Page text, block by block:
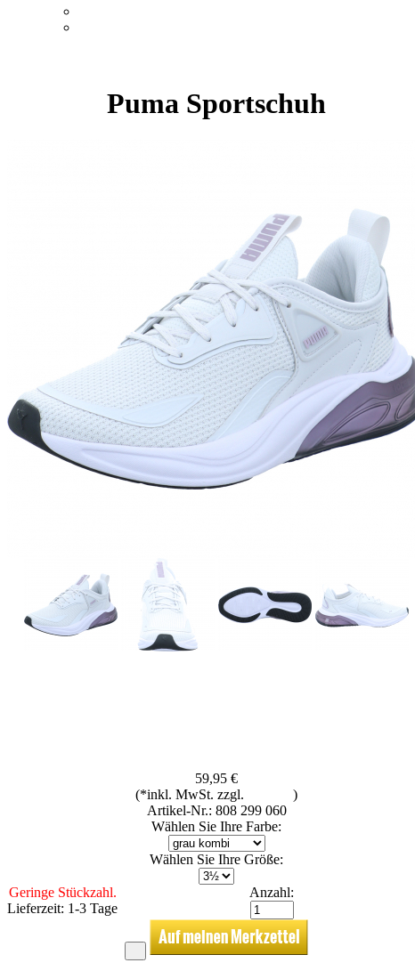
Puma Sportschuh
59,95 €
(*inkl. MwSt. zzgl.
)
Artikel-Nr.: 808 299 060
Wählen Sie Ihre Farbe:
Wählen Sie Ihre Größe:
Geringe Stückzahl.
Lieferzeit: 1-3 Tage
Anzahl: